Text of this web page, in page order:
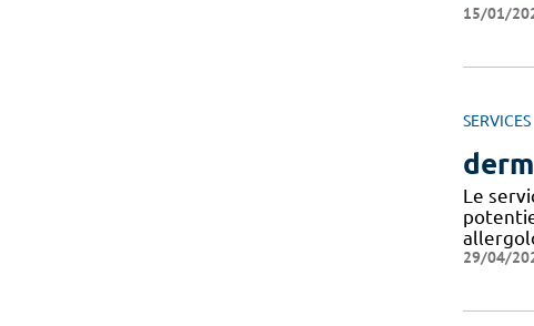
15/01/
SERVICES
Le
29/04/